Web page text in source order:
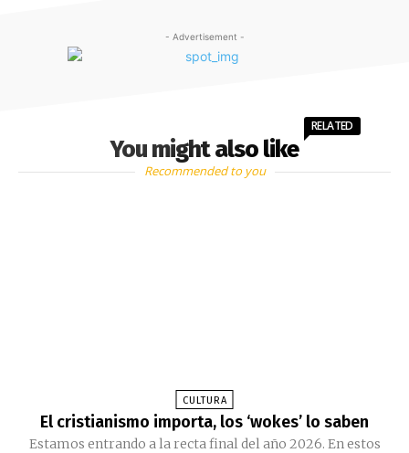
- Advertisement -
You might also like
RELATED
Recommended to you
CULTURA
El cristianismo importa, los ‘wokes’ lo saben
Estamos entrando a la recta final del año 2026. En estos